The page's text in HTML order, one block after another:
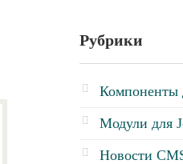
Рубрики
Компоненты
Модули для
Новости